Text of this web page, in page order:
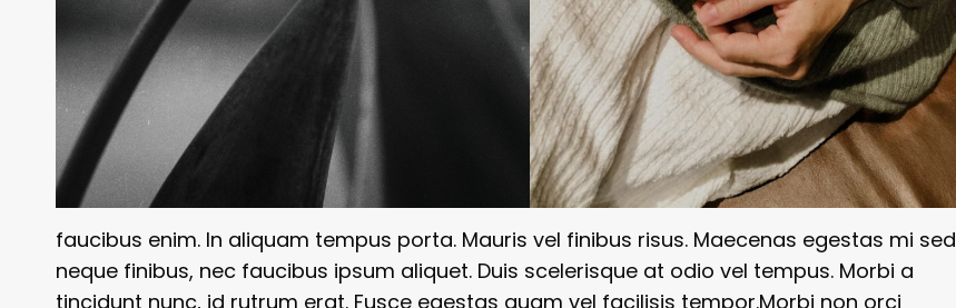
faucibus enim. In aliquam tempus porta. Mauris vel finibus risus. Maecenas egestas mi sed
neque finibus, nec faucibus ipsum aliquet. Duis scelerisque at odio vel tempus. Morbi a
tincidunt nunc, id rutrum erat. Fusce egestas quam vel facilisis tempor.Morbi non orci